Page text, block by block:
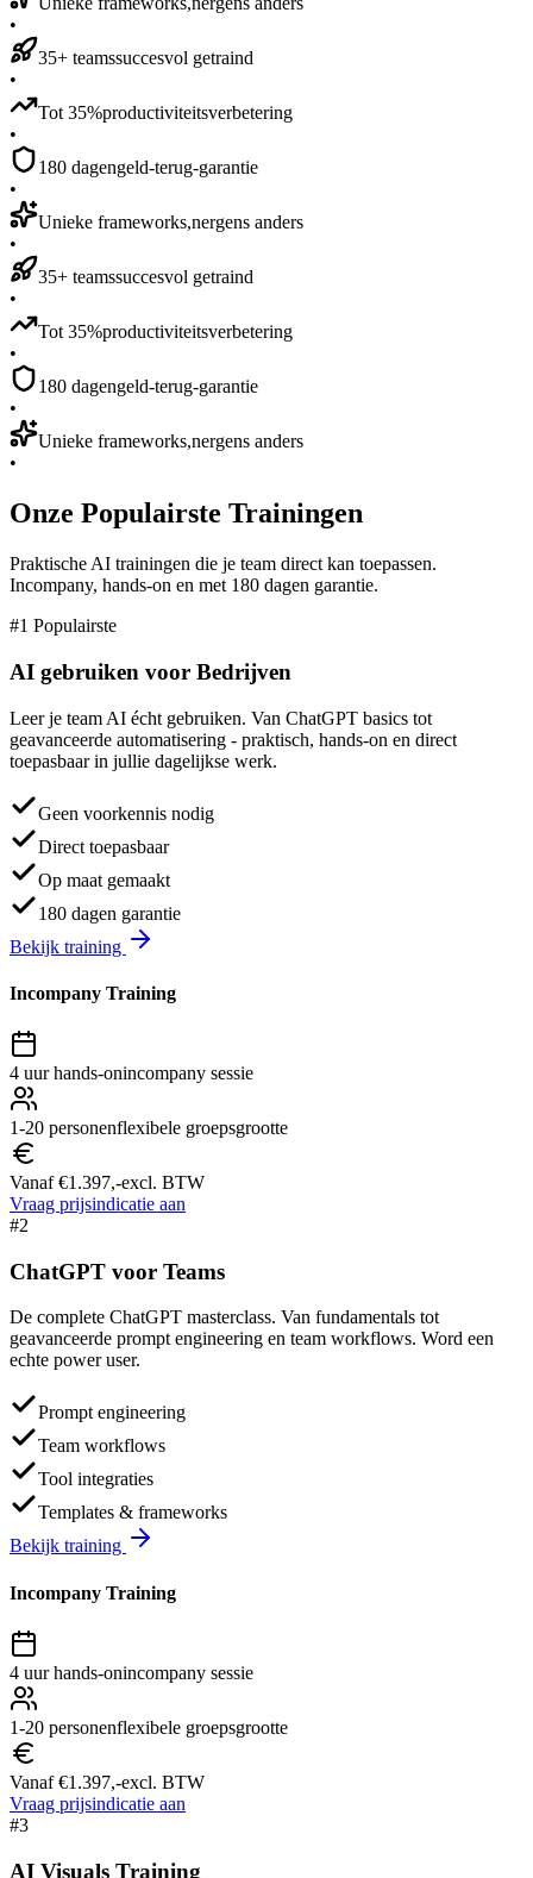
•
35+ teamssuccesvol getraind
•
Tot 35%productiviteitsverbetering
•
180 dagengeld-terug-garantie
•
Unieke frameworks,nergens anders
•
35+ teamssuccesvol getraind
•
Tot 35%productiviteitsverbetering
•
180 dagengeld-terug-garantie
•
Unieke frameworks,nergens anders
•
Onze Populairste Trainingen
Praktische AI trainingen die je team direct kan toepassen.
Incompany, hands-on en met 180 dagen garantie.
#1 Populairste
AI gebruiken voor Bedrijven
Leer je team AI écht gebruiken. Van ChatGPT basics tot
geavanceerde automatisering - praktisch, hands-on en direct
toepasbaar in jullie dagelijkse werk.
Geen voorkennis nodig
Direct toepasbaar
Op maat gemaakt
180 dagen garantie
Bekijk training
Incompany Training
4 uur hands-onincompany sessie
1-20 personenflexibele groepsgrootte
Vanaf €1.397,-excl. BTW
Vraag prijsindicatie aan
#2
ChatGPT voor Teams
De complete ChatGPT masterclass. Van fundamentals tot
geavanceerde prompt engineering en team workflows. Word een
echte power user.
Prompt engineering
Team workflows
Tool integraties
Templates & frameworks
Bekijk training
Incompany Training
4 uur hands-onincompany sessie
1-20 personenflexibele groepsgrootte
Vanaf €1.397,-excl. BTW
Vraag prijsindicatie aan
#3
AI Visuals Training